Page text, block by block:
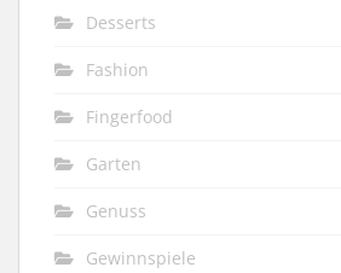
Desserts
Fashion
Fingerfood
Garten
Genuss
Gewinnspiele